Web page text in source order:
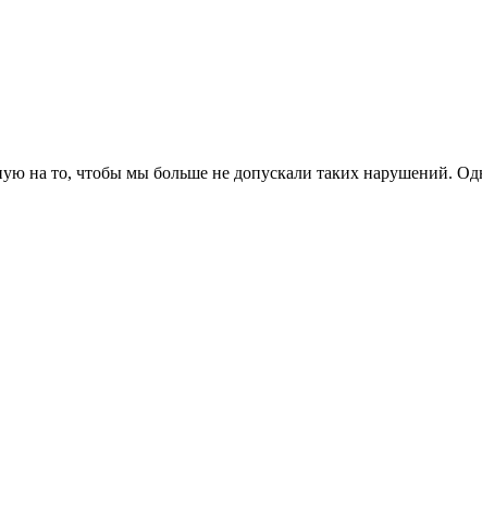
на то, чтобы мы больше не допускали таких нарушений.